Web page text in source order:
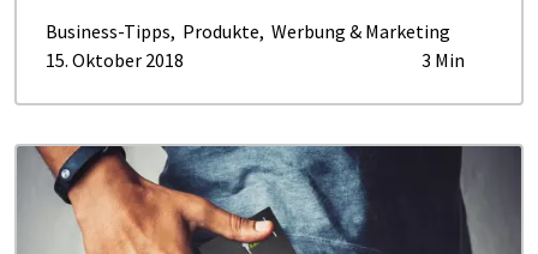
Business-Tipps, Produkte, Werbung & Marketing
15. Oktober 2018
3 Min